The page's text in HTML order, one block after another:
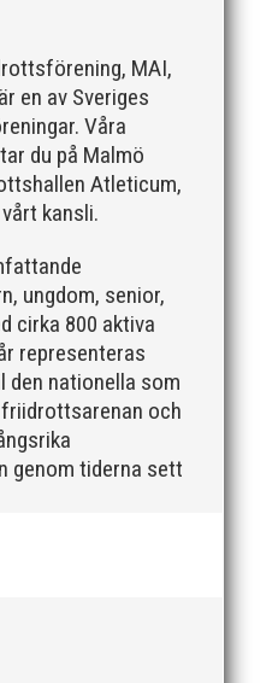
MAI,
en av Sveriges
Våra
du på Malmö
Atleticum,
kansli.
ungdom, senior,
cirka 800 aktiva
representeras
den nationella som
och
genom tiderna sett
Allmänna Idrottsförening
mycket på flera
jag själv var aktiv, var
ledare som alltid var
mängd olika projekt. Med
Bendéus,...